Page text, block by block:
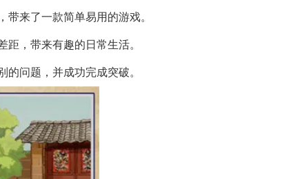
来了一款简单易用的游戏。
，带来有趣的日常生活。
问题，并成功完成突破。